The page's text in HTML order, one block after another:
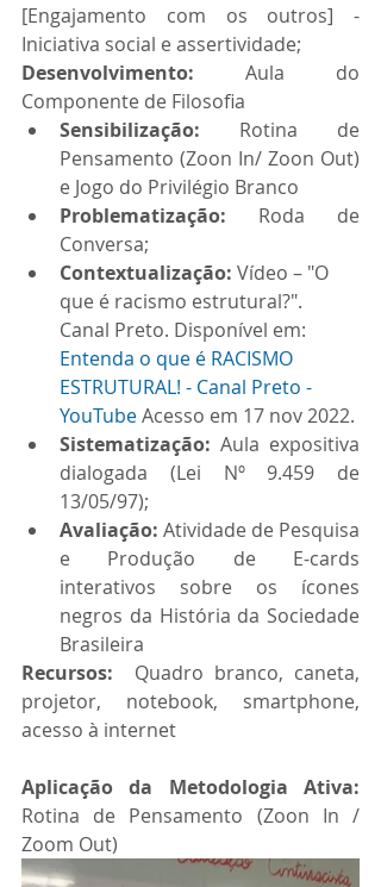
[Engajamento com os outros] -
Iniciativa social e assertividade;
Desenvolvimento: Aula do
Componente de Filosofia
Sensibilização: Rotina de
Pensamento (Zoon In/ Zoon Out)
e Jogo do Privilégio Branco
Problematização: Roda de
Conversa;
Contextualização: Vídeo – "O
que é racismo estrutural?".
Canal Preto. Disponível em:
Entenda o que é RACISMO
ESTRUTURAL! - Canal Preto -
YouTube Acesso em 17 nov 2022.
Sistematização: Aula expositiva
dialogada (Lei Nº 9.459 de
13/05/97);
Avaliação: Atividade de Pesquisa
e Produção de E-cards
interativos sobre os ícones
negros da História da Sociedade
Brasileira
Recursos: Quadro branco, caneta,
projetor, notebook, smartphone,
acesso à internet
Rotina de Pensamento (Zoon In /
Zoom Out)